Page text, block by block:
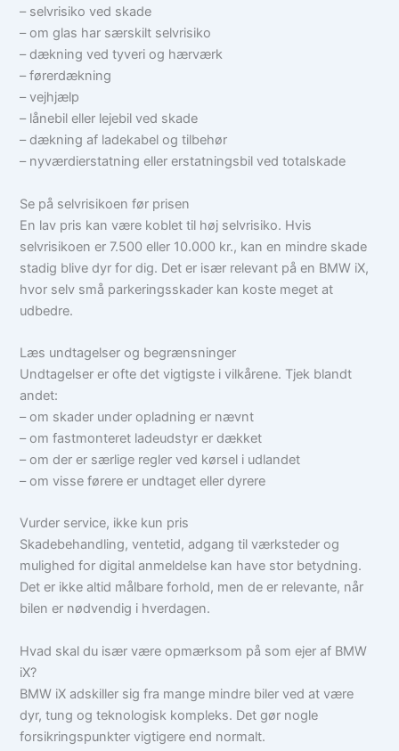
– selvrisiko ved skade
– om glas har særskilt selvrisiko
– dækning ved tyveri og hærværk
– førerdækning
– vejhjælp
– lånebil eller lejebil ved skade
– dækning af ladekabel og tilbehør
– nyværdierstatning eller erstatningsbil ved totalskade
Se på selvrisikoen før prisen
En lav pris kan være koblet til høj selvrisiko. Hvis
selvrisikoen er 7.500 eller 10.000 kr., kan en mindre skade
stadig blive dyr for dig. Det er især relevant på en BMW iX,
hvor selv små parkeringsskader kan koste meget at
udbedre.
Læs undtagelser og begrænsninger
Undtagelser er ofte det vigtigste i vilkårene. Tjek blandt
andet:
– om skader under opladning er nævnt
– om fastmonteret ladeudstyr er dækket
– om der er særlige regler ved kørsel i udlandet
– om visse førere er undtaget eller dyrere
Vurder service, ikke kun pris
Skadebehandling, ventetid, adgang til værksteder og
mulighed for digital anmeldelse kan have stor betydning.
Det er ikke altid målbare forhold, men de er relevante, når
bilen er nødvendig i hverdagen.
Hvad skal du især være opmærksom på som ejer af BMW
iX?
BMW iX adskiller sig fra mange mindre biler ved at være
dyr, tung og teknologisk kompleks. Det gør nogle
forsikringspunkter vigtigere end normalt.